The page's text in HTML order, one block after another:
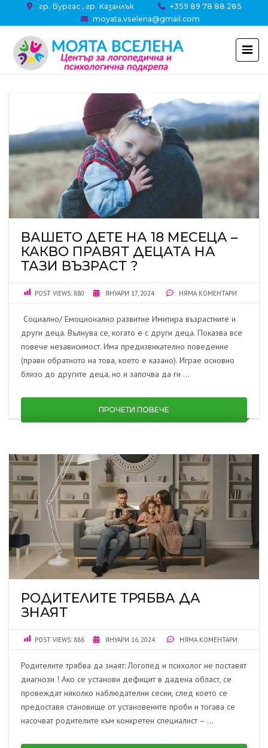
гр. Бургас , гр. Казанлък
+359 89 78 88 285
moyata.vselena@gmail.com
ВАШЕТО ДЕТЕ НА 18 МЕСЕЦА –
КАКВО ПРАВЯТ ДЕЦАТА НА
ТАЗИ ВЪЗРАСТ ?
POST VIEWS: 880 ЯНУАРИ 17, 2024 НЯМА КОМЕНТАРИ
Социално/ Емоционално развитие Имитира възрастните и
други деца. Вълнува се, когато е с други деца. Показва все
повече независимост. Има предизвикателно поведение
(прави обратното на това, което е казано). Играе основно
близо до другите деца, но и започва да ги …
ПРОЧЕТИ ПОВЕЧЕ
РОДИТЕЛИТЕ ТРЯБВА ДА
ЗНАЯТ
POST VIEWS: 886 ЯНУАРИ 16, 2024 НЯМА КОМЕНТАРИ
Родителите трябва да знаят: Логопед и психолог не поставят
диагнози ! Ако се установи дефицит в дадена област, се
провеждат няколко наблюдателни сесии, след което се
предоставя становище от установените проби и тогава се
насочват родителите към конкретен специалист – …